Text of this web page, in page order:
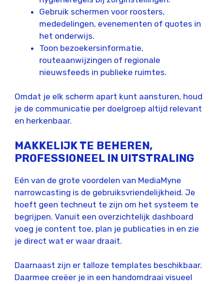
Gebruik schermen voor roosters,
mededelingen, evenementen of quotes in
het onderwijs.
Toon bezoekersinformatie,
routeaanwijzingen of regionale
nieuwsfeeds in publieke ruimtes.
Omdat je elk scherm apart kunt aansturen, houd
je de communicatie per doelgroep altijd relevant
en herkenbaar.
MAKKELIJK TE BEHEREN,
PROFESSIONEEL IN UITSTRALING
Eén van de grote voordelen van MediaMyne
narrowcasting is de gebruiksvriendelijkheid. Je
hoeft geen techneut te zijn om het systeem te
begrijpen. Vanuit een overzichtelijk dashboard
voeg je content toe, plan je publicaties in en zie
je direct wat er waar draait.
Daarnaast zijn er talloze templates beschikbaar.
Daarmee creëer je in een handomdraai visueel